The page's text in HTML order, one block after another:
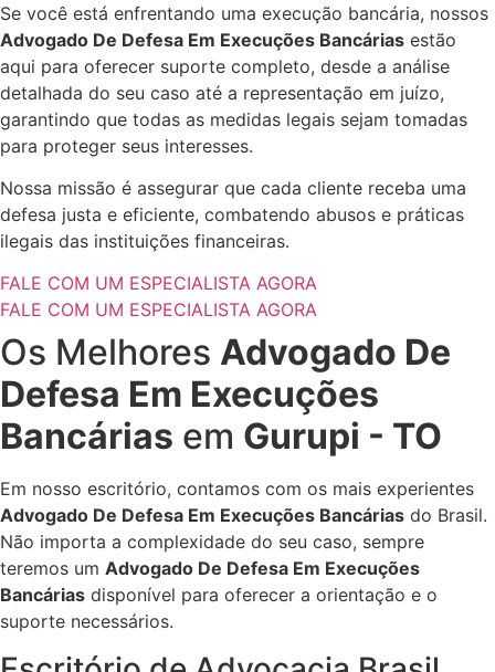
Se você está enfrentando uma execução bancária, nossos
Advogado De Defesa Em Execuções Bancárias estão
aqui para oferecer suporte completo, desde a análise
detalhada do seu caso até a representação em juízo,
garantindo que todas as medidas legais sejam tomadas
para proteger seus interesses.
Nossa missão é assegurar que cada cliente receba uma
defesa justa e eficiente, combatendo abusos e práticas
ilegais das instituições financeiras.
FALE COM UM ESPECIALISTA AGORA
FALE COM UM ESPECIALISTA AGORA
Os Melhores Advogado De
Defesa Em Execuções
Bancárias em Gurupi - TO
Em nosso escritório, contamos com os mais experientes
Advogado De Defesa Em Execuções Bancárias do Brasil.
Não importa a complexidade do seu caso, sempre
teremos um Advogado De Defesa Em Execuções
Bancárias disponível para oferecer a orientação e o
suporte necessários.